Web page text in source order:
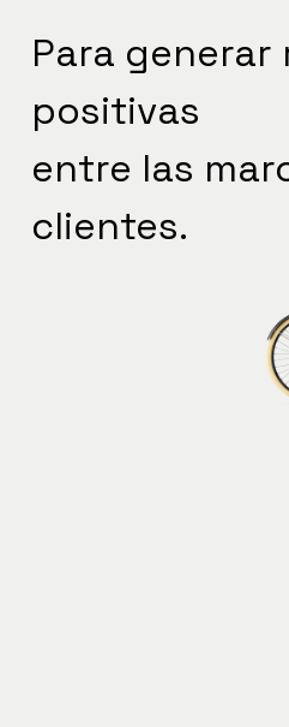
Para generar
positivas
entre las
clientes.